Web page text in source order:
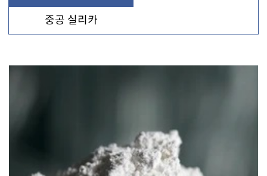
중공 실리카